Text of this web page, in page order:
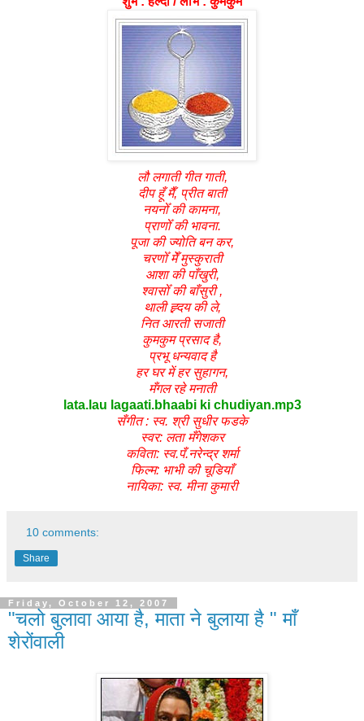
लौ लगाती गीत गाती,
दीप हूँ मैँ, प्रीत बाती
नयनोँ की कामना,
प्राणोँ की भावना.
पूजा की ज्योति बन कर,
चरणोँ मेँ मुस्कुराती
आशा की पाँखुरी,
श्वासोँ की बाँसुरी ,
थाली ह्र्दय की ले,
नित आरती सजाती
कुमकुम प्रसाद है,
प्रभू धन्यवाद है
हर घर में हर सुहागन,
मँगल रहे मनाती
lata.lau lagaati.bhaabi ki chudiyan.mp3
सँगीत : स्व. श्री सुधीर फडके
स्वर: लता मँगेशकर
कविता: स्व.पँ.नरेन्द्र शर्मा
फिल्म: भाभी की चूडियाँ
नायिका: स्व. मीना कुमारी
10 comments:
Share
Friday, October 12, 2007
"चलो बुलावा आया है, माता ने बुलाया है " माँ
शेरोंवाली